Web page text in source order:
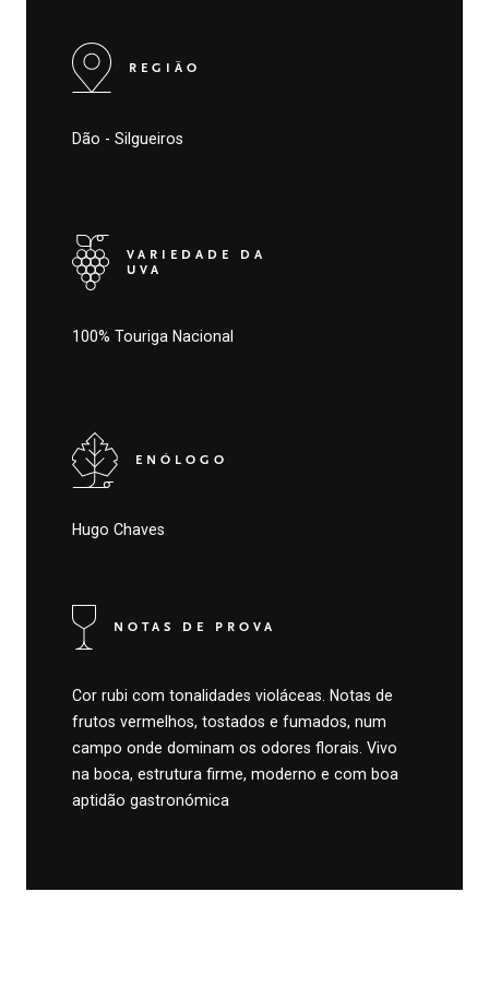
REGIÃO
Dão - Silgueiros
VARIEDADE DA
UVA
100% Touriga Nacional
ENÓLOGO
Hugo Chaves
NOTAS DE PROVA
Cor rubi com tonalidades violáceas. Notas de
frutos vermelhos, tostados e fumados, num
campo onde dominam os odores florais. Vivo
na boca, estrutura firme, moderno e com boa
aptidão gastronómica